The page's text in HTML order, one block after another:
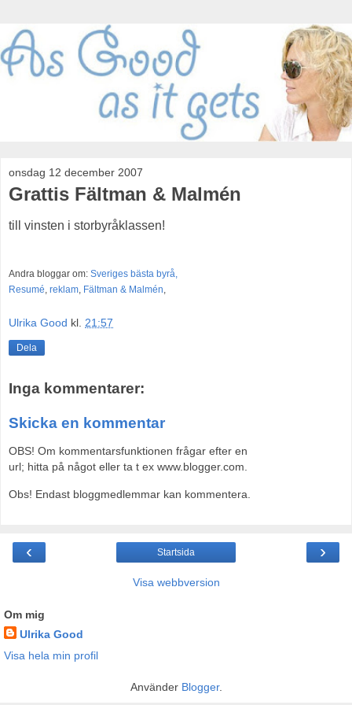
onsdag 12 december 2007
Grattis Fältman & Malmén
till vinsten i storbyråklassen!
Andra bloggar om: Sveriges bästa byrå,
Resumé, reklam, Fältman & Malmén,
Ulrika Good kl. 21:57
Dela
Inga kommentarer:
Skicka en kommentar
OBS! Om kommentarsfunktionen frågar efter en
url; hitta på något eller ta t ex www.blogger.com.
Obs! Endast bloggmedlemmar kan kommentera.
‹ ›
Startsida
Visa webbversion
Om mig
Ulrika Good
Visa hela min profil
Använder Blogger.